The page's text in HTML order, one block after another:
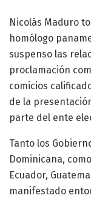
Nicolás Maduro
homólogo
suspenso las
proclamación
comicios
de la
parte del ente
Tanto los
Dominicana,
Ecuador,
manifestado